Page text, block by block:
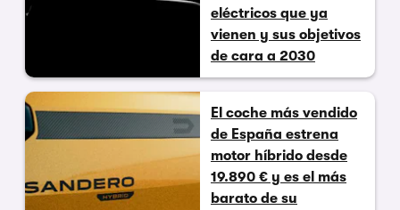
eléctricos que ya
vienen y sus objetivos
de cara a 2030
El coche más vendido
de España estrena
motor híbrido desde
19.890 € y es el más
barato de su